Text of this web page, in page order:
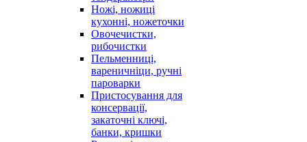
Ножі, ножиці
кухонні, ножеточки
Овочечистки,
рибочистки
Пельменниці,
вареничніци, ручні
пароварки
Пристосування для
консервації,
закаточні ключі,
банки, кришки